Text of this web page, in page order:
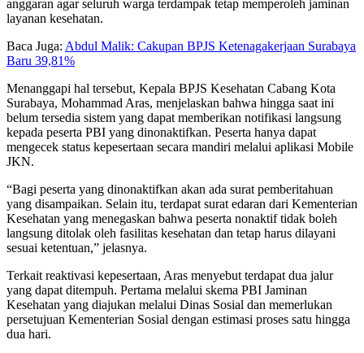
anggaran agar seluruh warga terdampak tetap memperoleh jaminan
layanan kesehatan.
Baca Juga: Abdul Malik: Cakupan BPJS Ketenagakerjaan Surabaya
Baru 39,81%
Menanggapi hal tersebut, Kepala BPJS Kesehatan Cabang Kota
Surabaya, Mohammad Aras, menjelaskan bahwa hingga saat ini
belum tersedia sistem yang dapat memberikan notifikasi langsung
kepada peserta PBI yang dinonaktifkan. Peserta hanya dapat
mengecek status kepesertaan secara mandiri melalui aplikasi Mobile
JKN.
“Bagi peserta yang dinonaktifkan akan ada surat pemberitahuan
yang disampaikan. Selain itu, terdapat surat edaran dari Kementerian
Kesehatan yang menegaskan bahwa peserta nonaktif tidak boleh
langsung ditolak oleh fasilitas kesehatan dan tetap harus dilayani
sesuai ketentuan,” jelasnya.
Terkait reaktivasi kepesertaan, Aras menyebut terdapat dua jalur
yang dapat ditempuh. Pertama melalui skema PBI Jaminan
Kesehatan yang diajukan melalui Dinas Sosial dan memerlukan
persetujuan Kementerian Sosial dengan estimasi proses satu hingga
dua hari.